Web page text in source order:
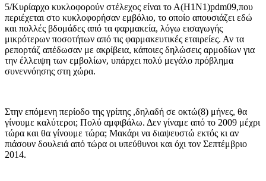
5/Κυρίαρχο κυκλοφορούν στέλεχος είναι το Α(Η1Ν1)pdm09,που
περιέχεται στο κυκλοφορήσαν εμβόλιο, το οποίο απουσιάζει εδώ
και πολλές βδομάδες από τα φαρμακεία, λόγω εισαγωγής
μικρότερων ποσοτήτων από τις φαρμακευτικές εταιρείες. Αν τα
ρεπορτάζ απέδωσαν με ακρίβεια, κάποιες δηλώσεις αρμοδίων για
την έλλειψη των εμβολίων, υπάρχει πολύ μεγάλο πρόβλημα
συνεννόησης στη χώρα.
Στην επόμενη περίοδο της γρίπης ,δηλαδή σε οκτώ(8) μήνες, θα
γίνουμε καλύτεροι; Πολύ αμφιβάλω. Δεν γίναμε από το 2009 μέχρι
τώρα και θα γίνουμε τώρα; Mακάρι να διαψευστώ εκτός κι αν
πιάσουν δουλειά από τώρα οι υπεύθυνοι και όχι τον Σεπτέμβριο
2014.